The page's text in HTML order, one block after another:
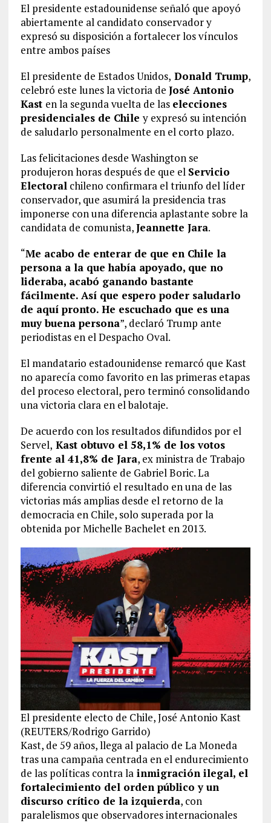
El presidente estadounidense señaló que apoyó
abiertamente al candidato conservador y
expresó su disposición a fortalecer los vínculos
entre ambos países
El presidente de Estados Unidos, Donald Trump,
celebró este lunes la victoria de José Antonio
Kast en la segunda vuelta de las elecciones
presidenciales de Chile y expresó su intención
de saludarlo personalmente en el corto plazo.
Las felicitaciones desde Washington se
produjeron horas después de que el Servicio
Electoralchileno confirmara el triunfo del líder
conservador, que asumirá la presidencia tras
imponerse con una diferencia aplastante sobre la
candidata de comunista,Jeannette Jara.
“Me acabo de enterar de que en Chile la
persona a la que había apoyado, que no
lideraba, acabó ganando bastante
fácilmente. Así que espero poder saludarlo
de aquí pronto. He escuchado que es una
muy buena persona”, declaró Trump ante
periodistas en el Despacho Oval.
El mandatario estadounidense remarcó que Kast
no aparecía como favorito en las primeras etapas
del proceso electoral, pero terminó consolidando
una victoria clara en el balotaje.
De acuerdo con los resultados difundidos por el
Servel, Kast obtuvo el 58,1% de los votos
frente al 41,8% de Jara, ex ministra de Trabajo
del gobierno saliente de Gabriel Boric. La
diferencia convirtió el resultado en una de las
victorias más amplias desde el retorno de la
democracia en Chile, solo superada por la
obtenida por Michelle Bachelet en 2013.
El presidente electo de Chile, José Antonio Kast
(REUTERS/Rodrigo Garrido)
Kast, de 59 años, llega al palacio de La Moneda
tras una campaña centrada en el endurecimiento
de las políticas contra lainmigración ilegal, el
fortalecimiento del orden público y un
discurso crítico de la izquierda, con
paralelismos que observadores internacionales